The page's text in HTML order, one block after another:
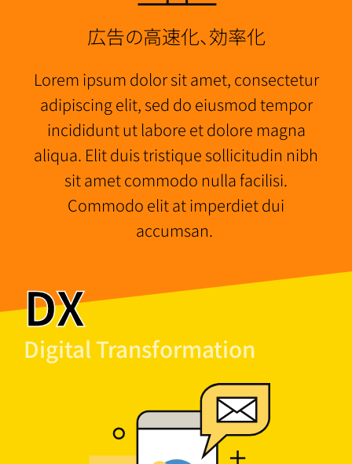
広告の高速化、効率化
Lorem ipsum dolor sit amet, consectetur
adipiscing elit, sed do eiusmod tempor
incididunt ut labore et dolore magna
aliqua. Elit duis tristique sollicitudin nibh
sit amet commodo nulla facilisi.
Commodo elit at imperdiet dui
accumsan.
DX
Digital Transformation